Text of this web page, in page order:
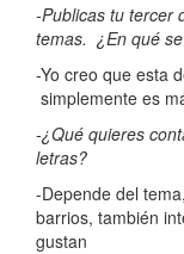
-Publicas tu tercer
temas. ¿En qué
-Yo creo que esta
simplemente es
-¿Qué quieres
letras?
-Depende del
barrios, también
gustan